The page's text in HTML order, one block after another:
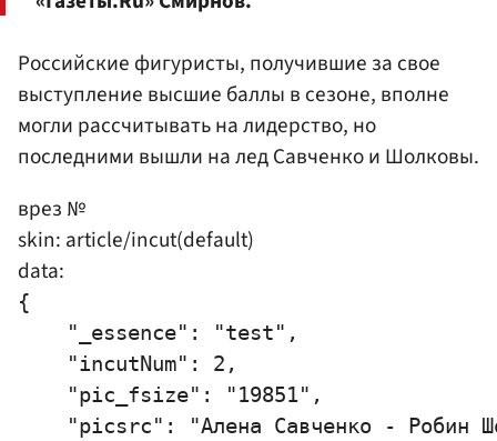
Российские фигуристы, получившие за свое
выступление высшие баллы в сезоне, вполне
могли рассчитывать на лидерство, но
последними вышли на лед Савченко и Шолковы.
врез №
skin: article/incut(default)
data:
{
    "_essence": "test",
    "incutNum": 2,
    "pic_fsize": "19851",
"picsrc": "Алена Савченко - Робин